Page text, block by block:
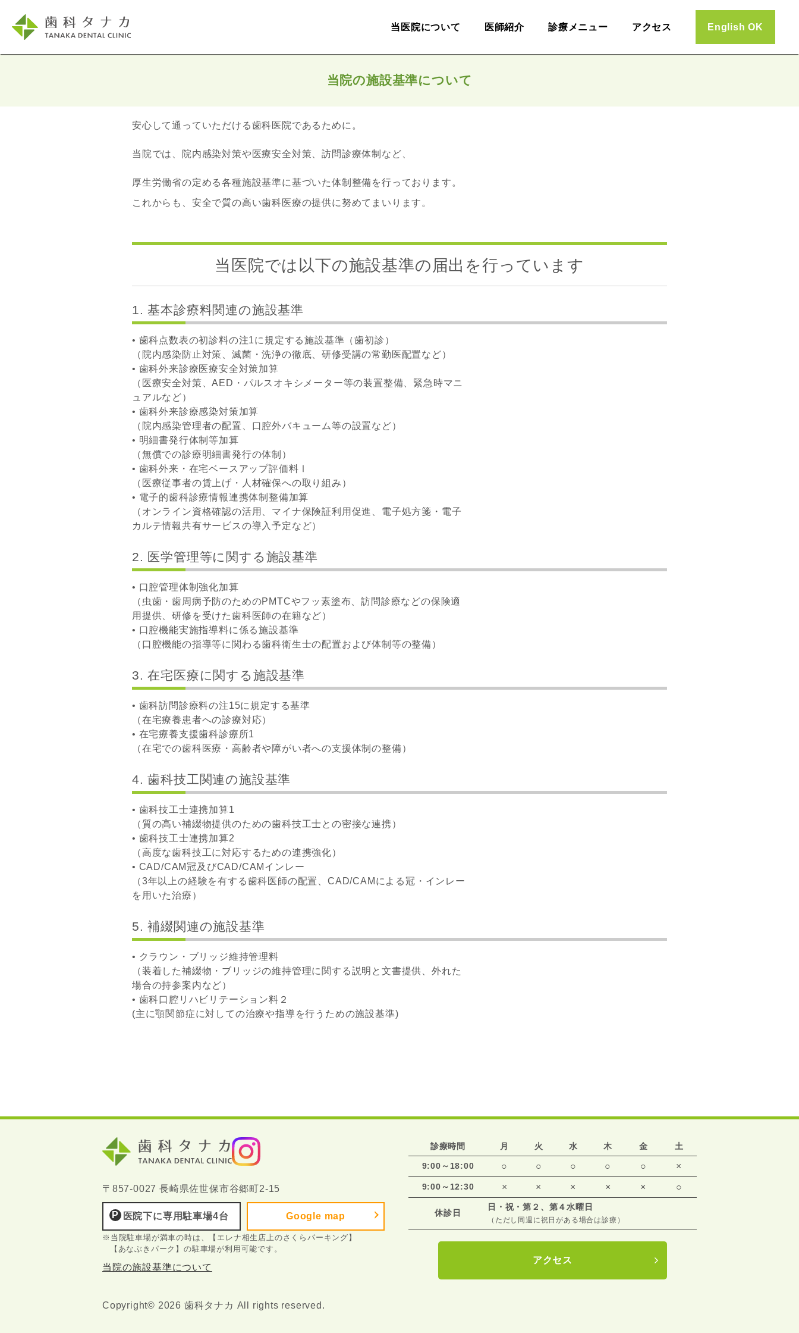
当医院について 医師紹介 診療メニュー アクセス English OK
当院の施設基準について
安心して通っていただける歯科医院であるために。
当院では、院内感染対策や医療安全対策、訪問診療体制など、
厚生労働省の定める各種施設基準に基づいた体制整備を行っております。
これからも、安全で質の高い歯科医療の提供に努めてまいります。
当医院では以下の施設基準の届出を行っています
1. 基本診療料関連の施設基準
• 歯科点数表の初診料の注1に規定する施設基準（歯初診）
（院内感染防止対策、滅菌・洗浄の徹底、研修受講の常勤医配置など）
• 歯科外来診療医療安全対策加算
（医療安全対策、AED・パルスオキシメーター等の装置整備、緊急時マニ
ュアルなど）
• 歯科外来診療感染対策加算
（院内感染管理者の配置、口腔外バキューム等の設置など）
• 明細書発行体制等加算
（無償での診療明細書発行の体制）
• 歯科外来・在宅ベースアップ評価料Ⅰ
（医療従事者の賃上げ・人材確保への取り組み）
• 電子的歯科診療情報連携体制整備加算
（オンライン資格確認の活用、マイナ保険証利用促進、電子処方箋・電子
カルテ情報共有サービスの導入予定など）
2. 医学管理等に関する施設基準
• 口腔管理体制強化加算
（虫歯・歯周病予防のためのPMTCやフッ素塗布、訪問診療などの保険適
用提供、研修を受けた歯科医師の在籍など）
• 口腔機能実施指導料に係る施設基準
（口腔機能の指導等に関わる歯科衛生士の配置および体制等の整備）
3. 在宅医療に関する施設基準
• 歯科訪問診療料の注15に規定する基準
（在宅療養患者への診療対応）
• 在宅療養支援歯科診療所1
（在宅での歯科医療・高齢者や障がい者への支援体制の整備）
4. 歯科技工関連の施設基準
• 歯科技工士連携加算1
（質の高い補綴物提供のための歯科技工士との密接な連携）
• 歯科技工士連携加算2
（高度な歯科技工に対応するための連携強化）
• CAD/CAM冠及びCAD/CAMインレー
（3年以上の経験を有する歯科医師の配置、CAD/CAMによる冠・インレー
を用いた治療）
5. 補綴関連の施設基準
• クラウン・ブリッジ維持管理料
（装着した補綴物・ブリッジの維持管理に関する説明と文書提供、外れた
場合の持参案内など）
• 歯科口腔リハビリテーション料２
(主に顎関節症に対しての治療や指導を行うための施設基準)
〒857-0027 長崎県佐世保市谷郷町2-15
医院下に専用駐車場4台 Google map
※当院駐車場が満車の時は、【エレナ相生店上のさくらパーキング】
【あなぶきパーク】の駐車場が利用可能です。
当院の施設基準について
診療時間 月 火 水 木 金 土
9:00～18:00 ○ ○ ○ ○ ○ ×
9:00～12:30 × × × × × ○
休診日
日・祝・第２、第４水曜日
（ただし同週に祝日がある場合は診療）
アクセス
Copyright© 2026 歯科タナカ All rights reserved.